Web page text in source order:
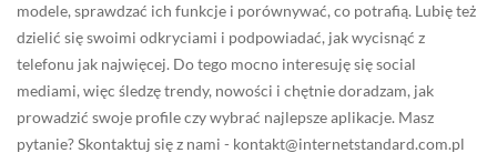
modele, sprawdzać ich funkcje i porównywać, co potrafią. Lubię też
dzielić się swoimi odkryciami i podpowiadać, jak wycisnąć z
telefonu jak najwięcej. Do tego mocno interesuję się social
mediami, więc śledzę trendy, nowości i chętnie doradzam, jak
prowadzić swoje profile czy wybrać najlepsze aplikacje. Masz
pytanie? Skontaktuj się z nami - kontakt@internetstandard.com.pl